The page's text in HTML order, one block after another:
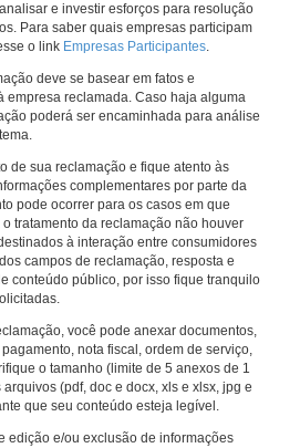
e investir esforços para resolução
Para saber quais empresas participam
o link Empresas Participantes.
deve se basear em fatos e
empresa reclamada. Caso haja alguma
poderá ser encaminhada para análise
de sua reclamação e fique atento às
complementares por parte da
pode ocorrer para os casos em que
tratamento da reclamação não houver
à interação entre consumidores
campos de reclamação, resposta e
conteúdo público, por isso fique tranquilo
você pode anexar documentos,
nota fiscal, ordem de serviço,
o tamanho (limite de 5 anexos de 1
(pdf, doc e docx, xls e xlsx, jpg e
que seu conteúdo esteja legível.
edição e/ou exclusão de informações